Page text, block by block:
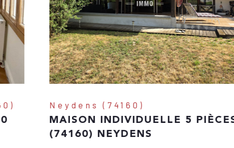
Neydens (74160)
MAISON INDIVIDUELLE 5 PIÈCES
(74160) NEYDENS